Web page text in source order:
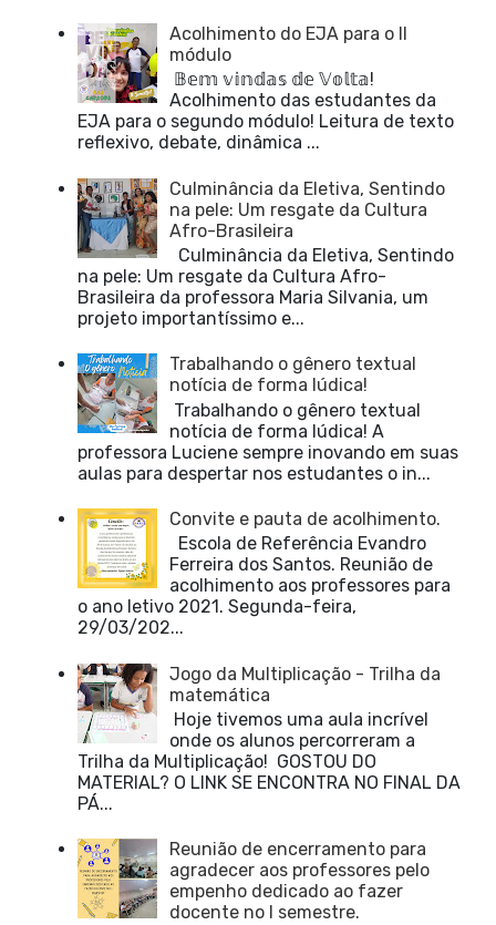
Acolhimento do EJA para o II
módulo
𝔹𝕖𝕞 𝕧𝕚𝕟𝕕𝕒𝕤 𝕕𝕖 𝕍𝕠𝕝𝕥𝕒!
Acolhimento das estudantes da
EJA para o segundo módulo! Leitura de texto
reflexivo, debate, dinâmica ...
Culminância da Eletiva, Sentindo
na pele: Um resgate da Cultura
Afro-Brasileira
Culminância da Eletiva, Sentindo
na pele: Um resgate da Cultura Afro-
Brasileira da professora Maria Silvania, um
projeto importantíssimo e...
Trabalhando o gênero textual
notícia de forma lúdica!
Trabalhando o gênero textual
notícia de forma lúdica! A
professora Luciene sempre inovando em suas
aulas para despertar nos estudantes o in...
Convite e pauta de acolhimento.
Escola de Referência Evandro
Ferreira dos Santos. Reunião de
acolhimento aos professores para
o ano letivo 2021. Segunda-feira,
29/03/202...
Jogo da Multiplicação - Trilha da
matemática
Hoje tivemos uma aula incrível
onde os alunos percorreram a
Trilha da Multiplicação! GOSTOU DO
MATERIAL? O LINK SE ENCONTRA NO FINAL DA
PÁ...
Reunião de encerramento para
agradecer aos professores pelo
empenho dedicado ao fazer
docente no I semestre.